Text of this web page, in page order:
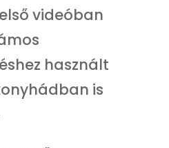
videóban
használt
is